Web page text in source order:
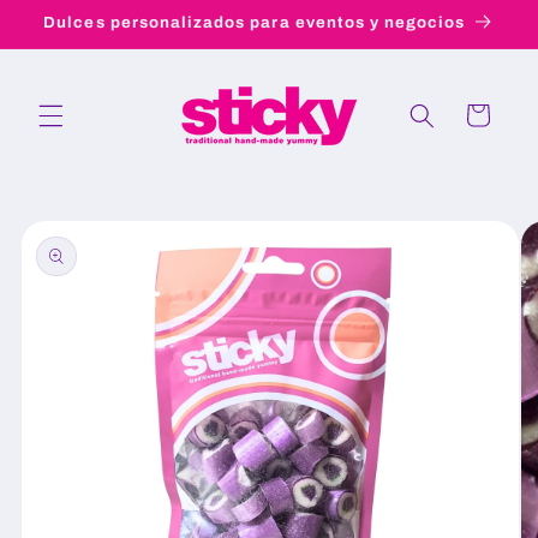
directamente
al contenido
Dulces personalizados para eventos y negocios
Carrito
a la
información